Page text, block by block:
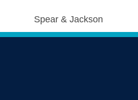
Spear & Jackson